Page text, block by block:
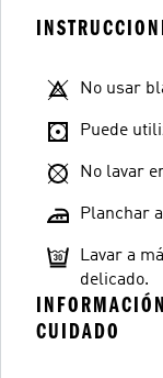
No usar
Puede
No lavar
Planchar
Lavar a
delicado.
CUIDADO